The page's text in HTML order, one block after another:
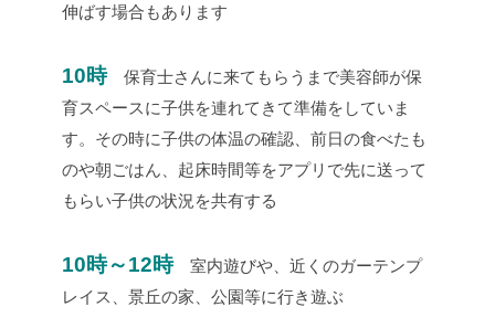
伸ばす場合もあります
10時保育士さんに来てもらうまで美容師が保
育スペースに子供を連れてきて準備をしていま
す。その時に子供の体温の確認、前日の食べたも
のや朝ごはん、起床時間等をアプリで先に送って
もらい子供の状況を共有する
10時～12時室内遊びや、近くのガーテンプ
レイス、景丘の家、公園等に行き遊ぶ